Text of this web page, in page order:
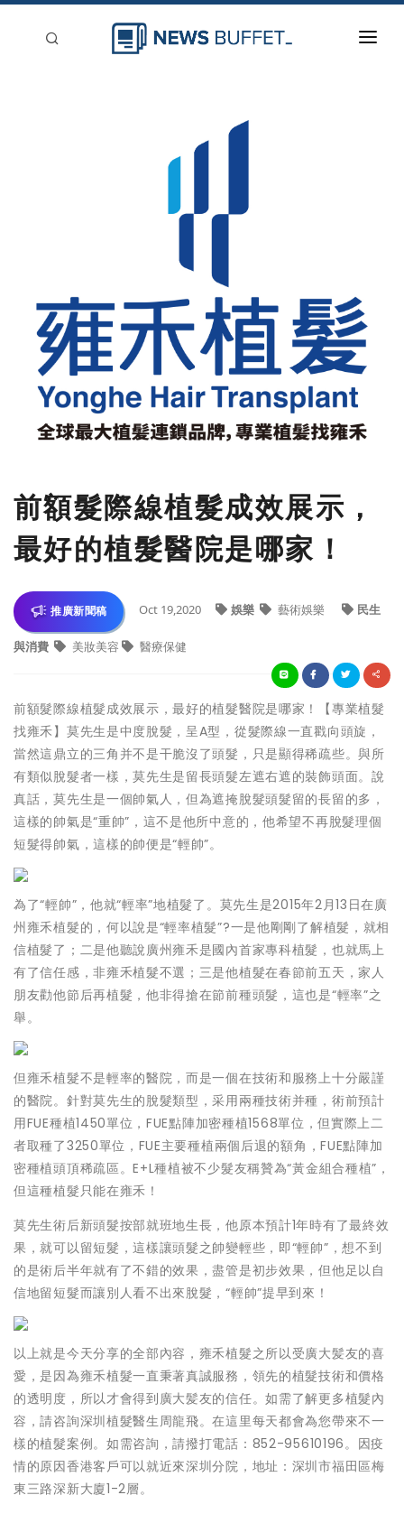
前額髮際線植髮成效展示，
最好的植髮醫院是哪家！
推廣新聞稿 Oct 19,2020 娛樂 藝術娛樂 民生
與消費 美妝美容 醫療保健
前額髮際線植髮成效展示，最好的植髮醫院是哪家！【專業植髮
找雍禾】莫先生是中度脫髮，呈A型，從髮際線一直戳向頭旋，
當然這鼎立的三角并不是干脆沒了頭髮，只是顯得稀疏些。與所
有類似脫髮者一樣，莫先生是留長頭髮左遮右遮的裝飾頭面。說
真話，莫先生是一個帥氣人，但為遮掩脫髮頭髮留的長留的多，
這樣的帥氣是“重帥”，這不是他所中意的，他希望不再脫髮理個
短髮得帥氣，這樣的帥便是“輕帥”。
為了“輕帥”，他就“輕率”地植髮了。莫先生是2015年2月13日在廣
州雍禾植髮的，何以說是“輕率植髮”?一是他剛剛了解植髮，就相
信植髮了；二是他聽說廣州雍禾是國內首家專科植髮，也就馬上
有了信任感，非雍禾植髮不選；三是他植髮在春節前五天，家人
朋友勸他節后再植髮，他非得搶在節前種頭髮，這也是“輕率”之
舉。
但雍禾植髮不是輕率的醫院，而是一個在技術和服務上十分嚴謹
的醫院。針對莫先生的脫髮類型，采用兩種技術并種，術前預計
用FUE種植1450單位，FUE點陣加密種植1568單位，但實際上二
者取種了3250單位，FUE主要種植兩個后退的額角，FUE點陣加
密種植頭頂稀疏區。E+L種植被不少髮友稱贊為“黃金組合種植”，
但這種植髮只能在雍禾！
莫先生術后新頭髮按部就班地生長，他原本預計1年時有了最終效
果，就可以留短髮，這樣讓頭髮之帥變輕些，即“輕帥”，想不到
的是術后半年就有了不錯的效果，盡管是初步效果，但他足以自
信地留短髮而讓別人看不出來脫髮，“輕帥”提早到來！
以上就是今天分享的全部內容，雍禾植髮之所以受廣大髪友的喜
愛，是因為雍禾植髮一直秉著真誠服務，領先的植髮技術和價格
的透明度，所以才會得到廣大髪友的信任。如需了解更多植髮內
容，請咨詢深圳植髮醫生周龍飛。在這里每天都會為您帶來不一
樣的植髮案例。如需咨詢，請撥打電話：852-95610196。因疫
情的原因香港客戶可以就近來深圳分院，地址：深圳市福田區梅
東三路深新大廈1-2層。